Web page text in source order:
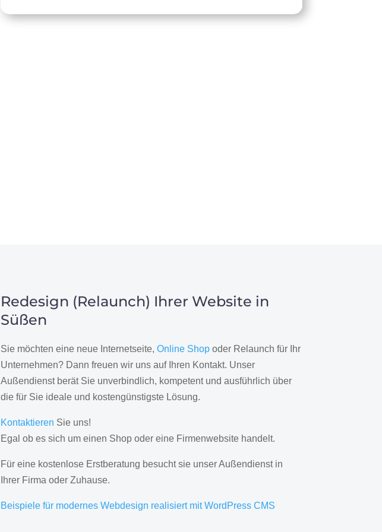
Redesign (Relaunch) Ihrer Website in
Süßen
Sie möchten eine neue Internetseite, Online Shopoder Relaunch für Ihr
Unternehmen? Dann freuen wir uns auf Ihren Kontakt. Unser
Außendienst berät Sie unverbindlich, kompetent und ausführlich über
die für Sie ideale und kostengünstigste Lösung.
Kontaktieren Sie uns!
Egal ob es sich um einen Shop oder eine Firmenwebsite handelt.
Für eine kostenlose Erstberatung besucht sie unser Außendienst in
Ihrer Firma oder Zuhause.
Beispiele für modernes Webdesign realisiert mit WordPress CMS